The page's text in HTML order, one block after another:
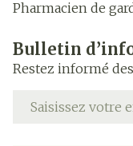
Pharmacien de
Bulletin
Restez informé
Adresse mail